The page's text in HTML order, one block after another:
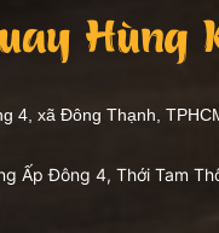
Hùng
4, xã Đông Thạnh,
Ấp Đông 4, Thới Tam